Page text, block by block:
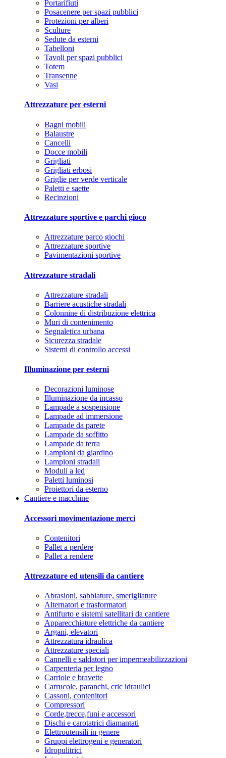
Portarifiuti
Posacenere per spazi pubblici
Protezioni per alberi
Sculture
Sedute da esterni
Tabelloni
Tavoli per spazi pubblici
Totem
Transenne
Vasi
Attrezzature per esterni
Bagni mobili
Balaustre
Cancelli
Docce mobili
Grigliati
Grigliati erbosi
Griglie per verde verticale
Paletti e saette
Recinzioni
Attrezzature sportive e parchi gioco
Attrezzature parco giochi
Attrezzature sportive
Pavimentazioni sportive
Attrezzature stradali
Attrezzature stradali
Barriere acustiche stradali
Colonnine di distribuzione elettrica
Muri di contenimento
Segnaletica urbana
Sicurezza stradale
Sistemi di controllo accessi
Illuminazione per esterni
Decorazioni luminose
Illuminazione da incasso
Lampade a sospensione
Lampade ad immersione
Lampade da parete
Lampade da soffitto
Lampade da terra
Lampioni da giardino
Lampioni stradali
Moduli a led
Paletti luminosi
Proiettori da esterno
Cantiere e macchine
Accessori movimentazione merci
Contenitori
Pallet a perdere
Pallet a rendere
Attrezzature ed utensili da cantiere
Abrasioni, sabbiature, smerigliature
Alternatori e trasformatori
Antifurto e sistemi satellitari da cantiere
Apparecchiature elettriche da cantiere
Argani, elevatori
Attrezzatura idraulica
Attrezzature speciali
Cannelli e saldatori per impermeabilizzazioni
Carpenteria per legno
Carriole e bravette
Carrucole, paranchi, cric idraulici
Cassoni, contenitori
Compressori
Corde,trecce,funi e accessori
Dischi e carotatrici diamantati
Elettroutensili in genere
Gruppi elettrogeni e generatori
Idropulitrici